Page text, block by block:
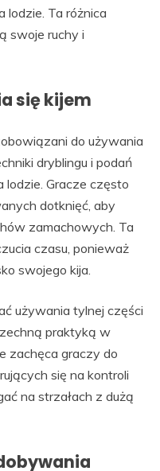
lodzie. Ta różnica
swoje ruchy i
się kijem
do używania
dryblingu i podań
lodzie. Gracze często
dotknięć, aby
zamachowych. Ta
czasu, ponieważ
swojego kija.
używania tylnej części
praktyką w
zachęca graczy do
się na kontroli
na strzałach z dużą